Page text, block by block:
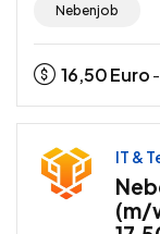
Nebenjob
16,50Euro -
IT &
(m/